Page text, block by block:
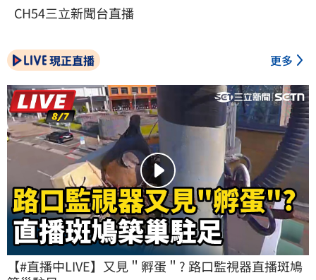
CH54三立新聞台直播
現正直播 更多
【#直播中LIVE】又見＂孵蛋＂? 路口監視器直播斑鳩